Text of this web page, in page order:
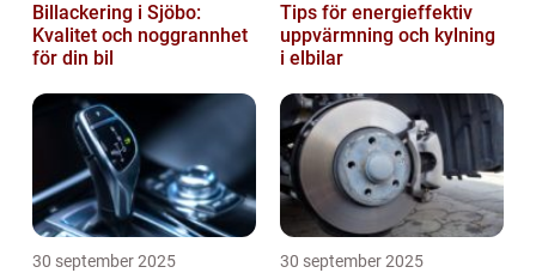
Billackering i Sjöbo:
Kvalitet och noggrannhet
för din bil
Tips för energieffektiv
uppvärmning och kylning
i elbilar
30 september 2025 30 september 2025